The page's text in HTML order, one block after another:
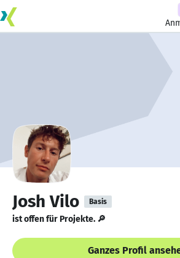
Josh Vilo Basis
ist offen für Projekte. 🔎
Ganzes Profil